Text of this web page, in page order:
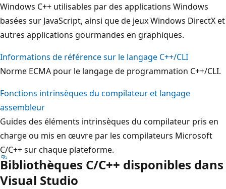
Windows C++ utilisables par des applications Windows
basées sur JavaScript, ainsi que de jeux Windows DirectX et
autres applications gourmandes en graphiques.
Informations de référence sur le langage C++/CLI
Norme ECMA pour le langage de programmation C++/CLI.
Fonctions intrinsèques du compilateur et langage
assembleur
Guides des éléments intrinsèques du compilateur pris en
charge ou mis en œuvre par les compilateurs Microsoft
C/C++ sur chaque plateforme.
Bibliothèques C/C++ disponibles dans
Visual Studio